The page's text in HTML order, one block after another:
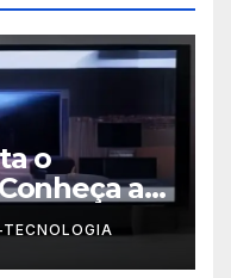
o
a
ao Vivo e